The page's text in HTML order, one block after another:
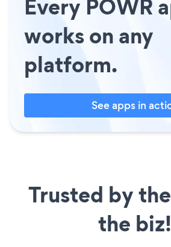
Every POWR
works on any
platform.
See apps in
Trusted by
the biz!